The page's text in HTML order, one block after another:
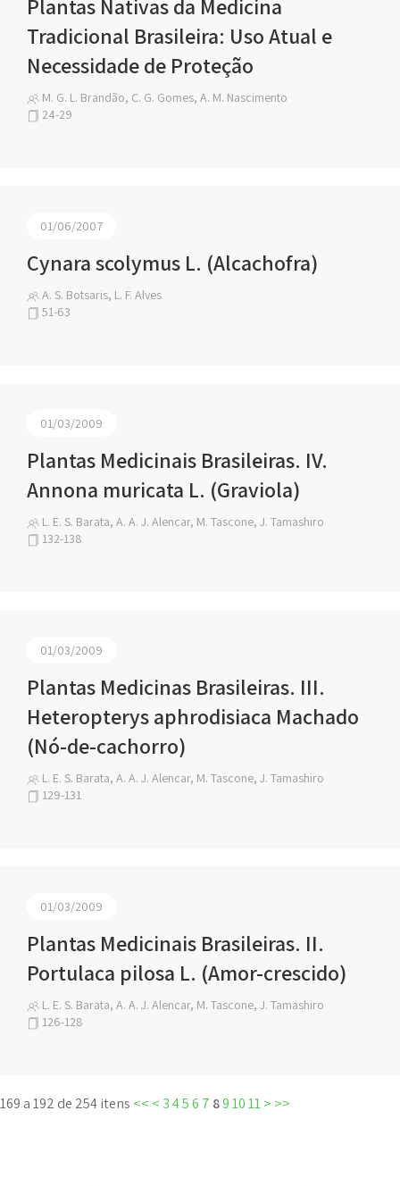
Plantas Nativas da Medicina
Tradicional Brasileira: Uso Atual e
Necessidade de Proteção
M. G. L. Brandão, C. G. Gomes, A. M. Nascimento
24-29
01/06/2007
Cynara scolymus L. (Alcachofra)
A. S. Botsaris, L. F. Alves
51-63
01/03/2009
Plantas Medicinais Brasileiras. IV.
Annona muricata L. (Graviola)
L. E. S. Barata, A. A. J. Alencar, M. Tascone, J. Tamashiro
132-138
01/03/2009
Plantas Medicinas Brasileiras. III.
Heteropterys aphrodisiaca Machado
(Nó-de-cachorro)
L. E. S. Barata, A. A. J. Alencar, M. Tascone, J. Tamashiro
129-131
01/03/2009
Plantas Medicinais Brasileiras. II.
Portulaca pilosa L. (Amor-crescido)
L. E. S. Barata, A. A. J. Alencar, M. Tascone, J. Tamashiro
126-128
169 a 192 de 254 itens << < 3456 7 891011> >>